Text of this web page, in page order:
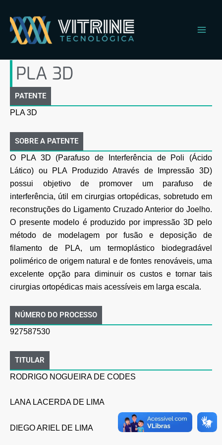
para
conteúdo
PLA 3D
PATENTE
PLA 3D
SOBRE A PATENTE
O PLA 3D (Parafuso de Interferência de Poli (Ácido
Lático) ou PLA Produzido Através de Impressão 3D)
possui objetivo de promover um parafuso de
interferência, útil em cirurgias ortopédicas, sobretudo em
reconstruções do Ligamento Cruzado Anterior do Joelho.
O presente modelo é produzido por impressão 3D pelo
método de modelagem por fusão e deposição de
filamento de PLA, um termoplástico biodegradável
polimérico de origem natural e de fontes renováveis, uma
excelente opção para diminuir os custos e tornar tais
cirurgias ortopédicas mais acessíveis em larga escala.
NÚMERO DO PROCESSO
927587530
TITULAR
RODRIGO NOGUEIRA DE CODES
LANA LACERDA DE LIMA
DIEGO ARIEL DE LIMA